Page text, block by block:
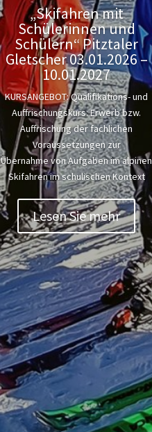
„Skifahren mit
Schülerinnen und
Schülern“ Pitztaler
Gletscher 03.01.2026 –
10.01.2027
KURSANGEBOT: Qualifikations- und
Auffrischungskurs: Erwerb bzw.
Auffrischung der fachlichen
Voraussetzungen zur
Übernahme von Aufgaben im alpinen
Skifahren im schulischen Kontext
Lesen Sie mehr